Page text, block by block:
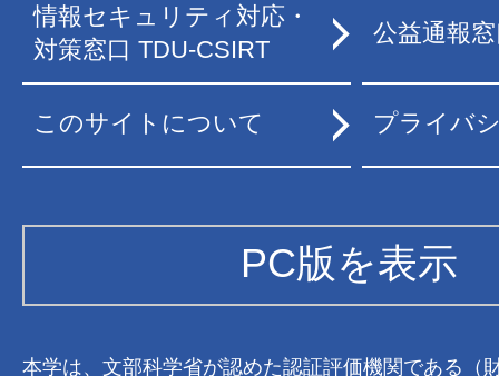
情報セキュリティ対応・
対策窓口 TDU-CSIRT
公益通報
このサイトについて プライバ
PC版を表示
本学は、文部科学省が認めた認証評価機関である（